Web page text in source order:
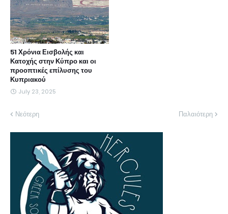
51 Χρόνια Εισβολής και
Κατοχής στην Κύπρο και οι
προοπτικές επίλυσης του
Κυπριακού
July 23, 2025
Νεότερη Παλαιότερη